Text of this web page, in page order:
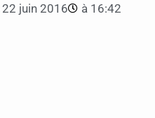
22 juin 2016 à 16:42